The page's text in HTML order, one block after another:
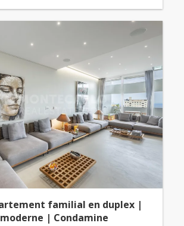
familial en duplex |
| Condamine